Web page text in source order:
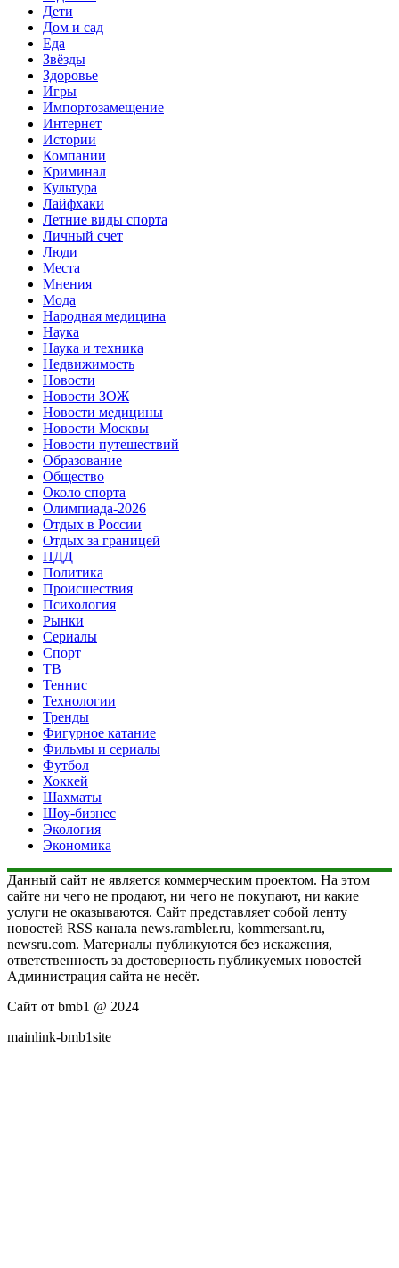
Дети
Дом и сад
Еда
Звёзды
Здоровье
Игры
Импортозамещение
Интернет
Истории
Компании
Криминал
Культура
Лайфхаки
Летние виды спорта
Личный счет
Люди
Места
Мнения
Мода
Народная медицина
Наука
Наука и техника
Недвижимость
Новости
Новости ЗОЖ
Новости медицины
Новости Москвы
Новости путешествий
Образование
Общество
Около спорта
Олимпиада-2026
Отдых в России
Отдых за границей
ПДД
Политика
Происшествия
Психология
Рынки
Сериалы
Спорт
ТВ
Теннис
Технологии
Тренды
Фигурное катание
Фильмы и сериалы
Футбол
Хоккей
Шахматы
Шоу-бизнес
Экология
Экономика
Данный сайт не является коммерческим проектом. На этом
сайте ни чего не продают, ни чего не покупают, ни какие
услуги не оказываются. Сайт представляет собой ленту
новостей RSS канала news.rambler.ru, kommersant.ru,
newsru.com. Материалы публикуются без искажения,
ответственность за достоверность публикуемых новостей
Администрация сайта не несёт.
Сайт от bmb1 @ 2024
mainlink-bmb1site